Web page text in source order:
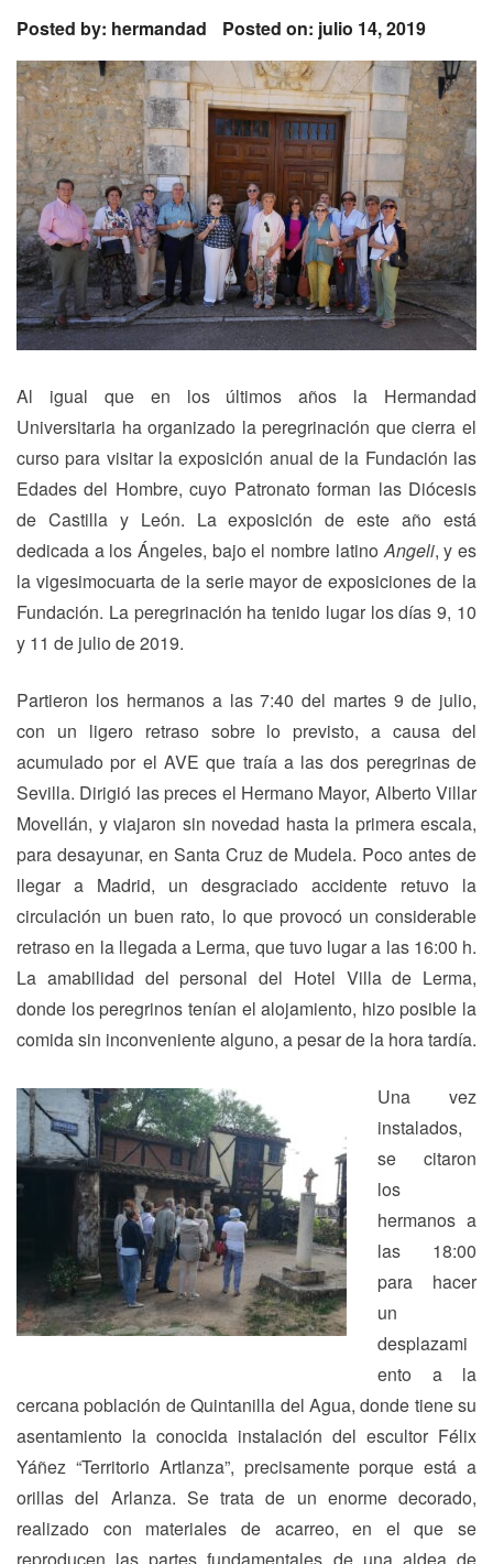
Posted by: hermandad Posted on: julio 14, 2019
Al igual que en los últimos años la Hermandad
Universitaria ha organizado la peregrinación que cierra el
curso para visitar la exposición anual de la Fundación las
Edades del Hombre, cuyo Patronato forman las Diócesis
de Castilla y León. La exposición de este año está
dedicada a los Ángeles, bajo el nombre latino Angeli, y es
la vigesimocuarta de la serie mayor de exposiciones de la
Fundación. La peregrinación ha tenido lugar los días 9, 10
y 11 de julio de 2019.
Partieron los hermanos a las 7:40 del martes 9 de julio,
con un ligero retraso sobre lo previsto, a causa del
acumulado por el AVE que traía a las dos peregrinas de
Sevilla. Dirigió las preces el Hermano Mayor, Alberto Villar
Movellán, y viajaron sin novedad hasta la primera escala,
para desayunar, en Santa Cruz de Mudela. Poco antes de
llegar a Madrid, un desgraciado accidente retuvo la
circulación un buen rato, lo que provocó un considerable
retraso en la llegada a Lerma, que tuvo lugar a las 16:00 h.
La amabilidad del personal del Hotel Villa de Lerma,
donde los peregrinos tenían el alojamiento, hizo posible la
comida sin inconveniente alguno, a pesar de la hora tardía.
Una vez
instalados,
se citaron
los
hermanos a
las 18:00
para hacer
un
desplazami
ento a la
cercana población de Quintanilla del Agua, donde tiene su
asentamiento la conocida instalación del escultor Félix
Yáñez “Territorio Artlanza”, precisamente porque está a
orillas del Arlanza. Se trata de un enorme decorado,
realizado con materiales de acarreo, en el que se
reproducen las partes fundamentales de una aldea de